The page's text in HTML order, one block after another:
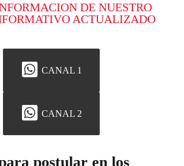
DE NUESTRO
ACTUALIZADO
CANAL 1
CANAL 2
postular en los